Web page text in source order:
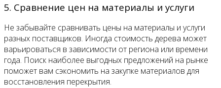
5. Сравнение цен на материалы и услуги
Не забывайте сравнивать цены на материалы и услуги
разных поставщиков. Иногда стоимость дерева может
варьироваться в зависимости от региона или времени
года. Поиск наиболее выгодных предложений на рынке
поможет вам сэкономить на закупке материалов для
восстановления перекрытия.